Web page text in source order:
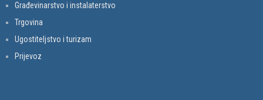
Građevinarstvo i instalaterstvo
Trgovina
Ugostiteljstvo i turizam
Prijevoz